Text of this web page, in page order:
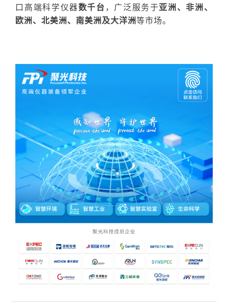
口高端科学仪器数千台，广泛服务于亚洲、非洲、
欧洲、北美洲、南美洲及大洋洲等市场。